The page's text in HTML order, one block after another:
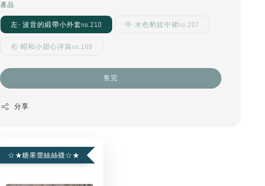
產品
左- 波音的緞帶小外套no.210 中-水色豹紋中裙no.207
右-昭和小甜心洋裝no.168
售完
分享
☆★糖果蕾絲絲襪☆★